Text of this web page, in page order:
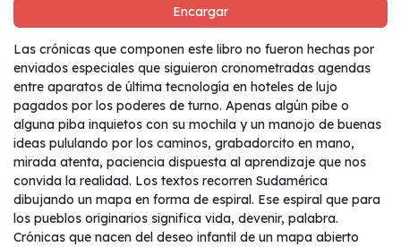
Encargar
Las crónicas que componen este libro no fueron hechas por
enviados especiales que siguieron cronometradas agendas
entre aparatos de última tecnología en hoteles de lujo
pagados por los poderes de turno. Apenas algún pibe o
alguna piba inquietos con su mochila y un manojo de buenas
ideas pululando por los caminos, grabadorcito en mano,
mirada atenta, paciencia dispuesta al aprendizaje que nos
convida la realidad. Los textos recorren Sudamérica
dibujando un mapa en forma de espiral. Ese espiral que para
los pueblos originarios significa vida, devenir, palabra.
Crónicas que nacen del deseo infantil de un mapa abierto